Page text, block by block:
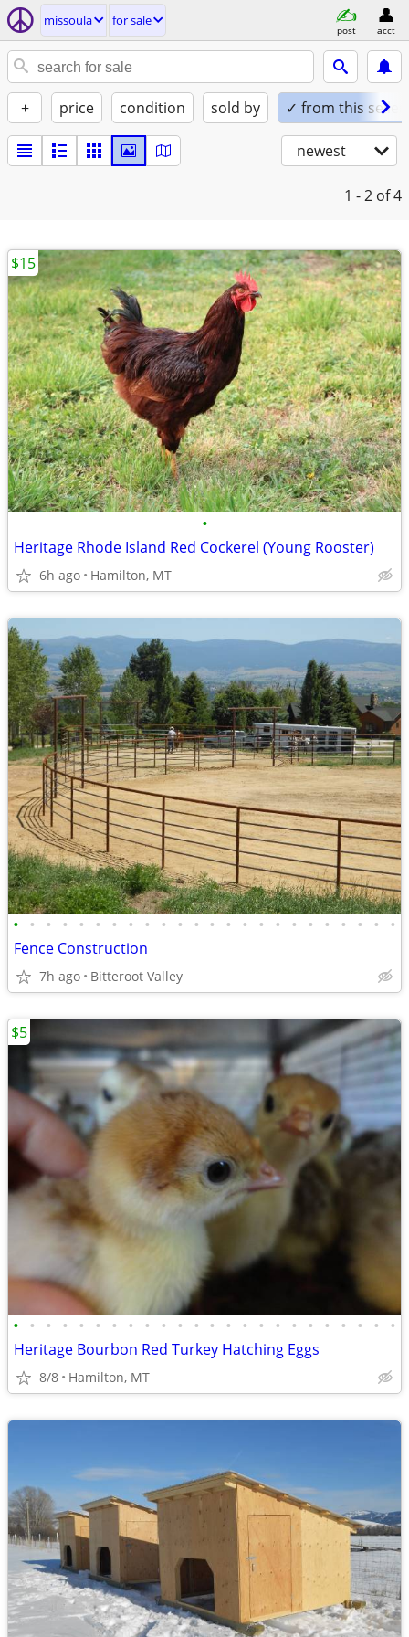
missoula for sale
post acct
+ price condition sold by ✓ from this seller
newest
1 - 2 of 4
•
Heritage Rhode Island Red Cockerel (Young Rooster)
6h ago Hamilton, MT
$15
• • • • • • • • • • • • • • • • • • • • • • • •
Fence Construction
7h ago Bitteroot Valley
• • • • • • • • • • • • • • • • • • • • • • • •
Heritage Bourbon Red Turkey Hatching Eggs
8/8 Hamilton, MT
$5